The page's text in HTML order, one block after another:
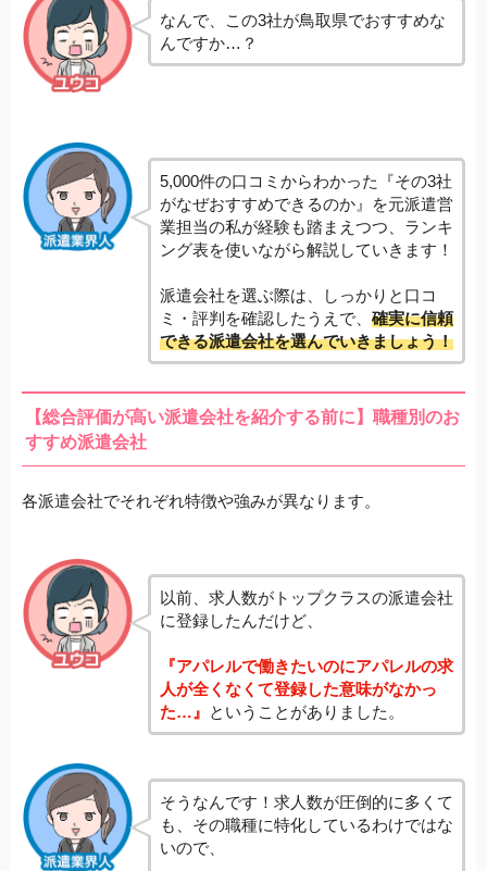
なんで、この3社が鳥取県でおすすめな
んですか…？
5,000件の口コミからわかった『その3社
がなぜおすすめできるのか』を元派遣営
業担当の私が経験も踏まえつつ、ランキ
ング表を使いながら解説していきます！
派遣会社を選ぶ際は、しっかりと口コ
ミ・評判を確認したうえで、 確実に信頼
できる派遣会社を選んでいきましょう！
【総合評価が高い派遣会社を紹介する前に】職種別のお
すすめ派遣会社
各派遣会社でそれぞれ特徴や強みが異なります。
以前、求人数がトップクラスの派遣会社
に登録したんだけど、
『アパレルで働きたいのにアパレルの求
人が全くなくて登録した意味がなかっ
た…』 ということがありました。
そうなんです！求人数が圧倒的に多くて
も、その職種に特化しているわけではな
いので、